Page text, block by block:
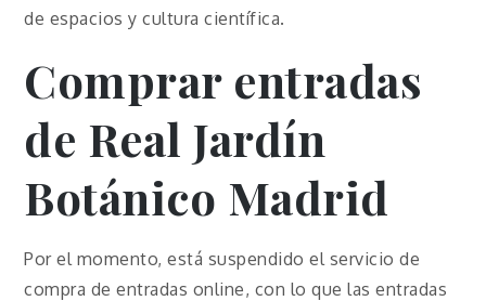
de espacios y cultura científica.
Comprar entradas
de Real Jardín
Botánico Madrid
Por el momento, está suspendido el servicio de
compra de entradas online, con lo que las entradas